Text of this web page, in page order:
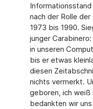
nach der Rolle
1973 bis 1990.
junger
in unseren
bis er etwas
diesen
nichts vermerkt.
geboren, ich weiß
bedankten wir